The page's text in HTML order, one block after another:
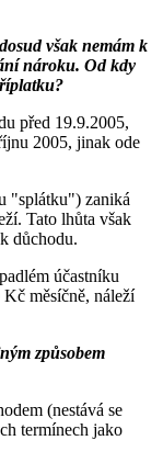
však nemám k
nároku. Od kdy
před 19.9.2005,
2005, jinak ode
"splátku") zaniká
Tato lhůta však
důchodu.
účastníku
měsíčně, náleží
způsobem
(nestává se
termínech jako